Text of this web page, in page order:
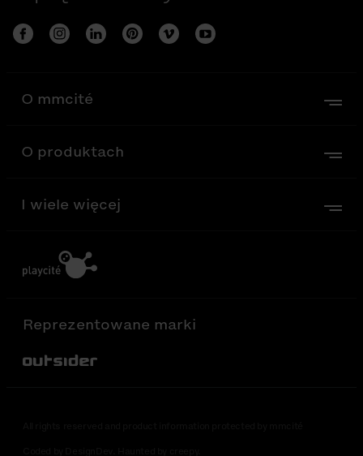
O mmcité
O produktach
I wiele więcej
Reprezentowane marki
Out-Sider